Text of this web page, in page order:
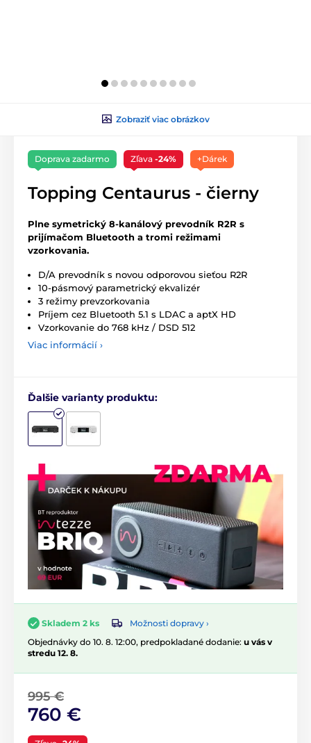
Zobraziť viac obrázkov
Doprava zadarmo Zľava -24% +Dárek
Topping Centaurus - čierny
Plne symetrický 8-kanálový prevodník R2R s
prijímačom Bluetooth a tromi režimami
vzorkovania.
D/A prevodník s novou odporovou sieťou R2R
10-pásmový parametrický ekvalizér
3 režimy prevzorkovania
Príjem cez Bluetooth 5.1 s LDAC a aptX HD
Vzorkovanie do 768 kHz / DSD 512
Viac informácií ›
Ďalšie varianty produktu:
Skladem 2 ks
Možnosti dopravy ›
Objednávky do 10. 8. 12:00, predpokladané dodanie: u vás v
stredu 12. 8.
995 €
760 €